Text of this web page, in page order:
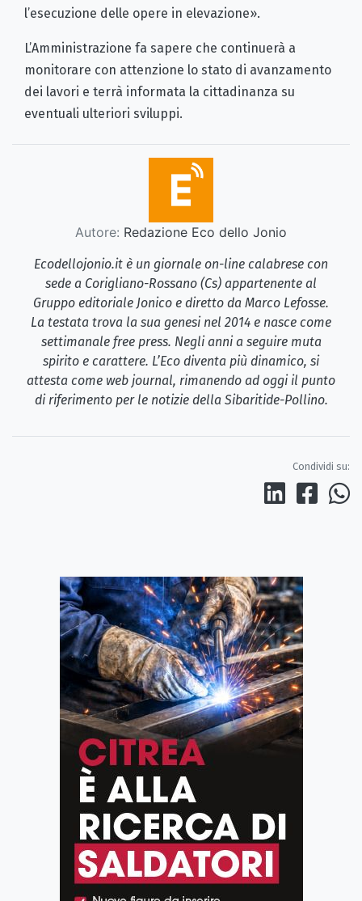
l’esecuzione delle opere in elevazione».
L’Amministrazione fa sapere che continuerà a
monitorare con attenzione lo stato di avanzamento
dei lavori e terrà informata la cittadinanza su
eventuali ulteriori sviluppi.
Autore: Redazione Eco dello Jonio
Ecodellojonio.it è un giornale on-line calabrese con
sede a Corigliano-Rossano (Cs) appartenente al
Gruppo editoriale Jonico e diretto da Marco Lefosse.
La testata trova la sua genesi nel 2014 e nasce come
settimanale free press. Negli anni a seguire muta
spirito e carattere. L’Eco diventa più dinamico, si
attesta come web journal, rimanendo ad oggi il punto
di riferimento per le notizie della Sibaritide-Pollino.
Condividi su: